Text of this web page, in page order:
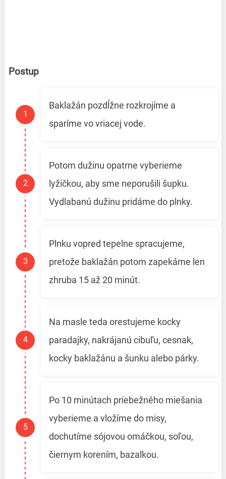
Postup
Baklažán pozdĺžne rozkrojíme a
sparíme vo vriacej vode.
Potom dužinu opatrne vyberieme
lyžičkou, aby sme neporušili šupku.
Vydlabanú dužinu pridáme do plnky.
Plnku vopred tepelne spracujeme,
pretože baklažán potom zapekáme len
zhruba 15 až 20 minút.
Na masle teda orestujeme kocky
paradajky, nakrájanú cibuľu, cesnak,
kocky baklažánu a šunku alebo párky.
Po 10 minútach priebežného miešania
vyberieme a vložíme do misy,
dochutíme sójovou omáčkou, soľou,
čiernym korením, bazalkou.